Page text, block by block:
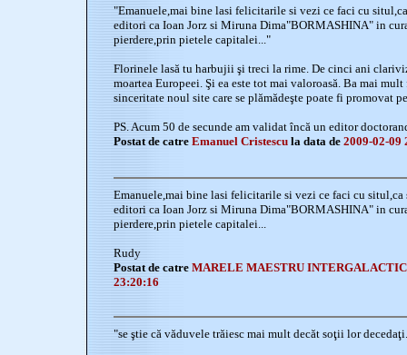
"Emanuele,mai bine lasi felicitarile si vezi ce faci cu situl,ca
editori ca Ioan Jorz si Miruna Dima"BORMASHINA" in
pierdere,prin pietele capitalei..."
Florinele lasă tu harbujii şi treci la rime. De cinci ani
moartea Europeei. Şi ea este tot mai valoroasă. Ba mai
sinceritate noul site care se plămădeşte poate fi promovat
PS. Acum 50 de secunde am validat încă un editor
Postat de catre Emanuel Cristescu la data de 2009-02-09
Emanuele,mai bine lasi felicitarile si vezi ce faci cu situl,ca
editori ca Ioan Jorz si Miruna Dima"BORMASHINA" in
pierdere,prin pietele capitalei...
Rudy
Postat de catre MARELE MAESTRU
23:20:16
"se ştie că văduvele trăiesc mai mult decăt soţii lor